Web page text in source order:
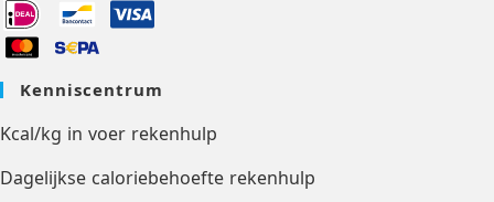
Kenniscentrum
Kcal/kg in voer rekenhulp
Dagelijkse caloriebehoefte rekenhulp